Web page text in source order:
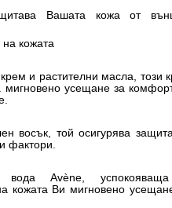
Вашата кожа от
кожата
и растителни масла, този
мигновено усещане за
восък, той осигурява
фактори.
вода Avène,
кожата Ви мигновено